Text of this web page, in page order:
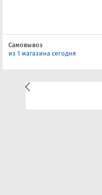
Самовывоз
из 1 магазина сегодня